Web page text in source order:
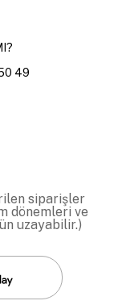
49
siparişler
dönemleri ve
uzayabilir.)